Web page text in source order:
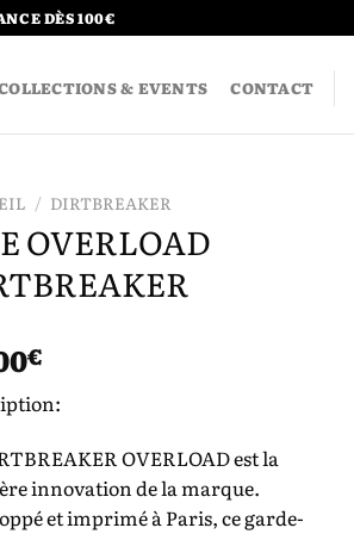
DÈS 100€
& EVENTS CONTACT
/ DIRTBREAKER
OVERLOAD
€
OVERLOAD est la
innovation de la marque.
et imprimé à Paris, ce garde-